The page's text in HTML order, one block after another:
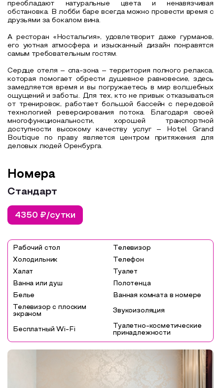
преобладают натуральные цвета и ненавязчивая
обстановка. В лобби баре всегда можно провести время с
друзьями за бокалом вина.
А ресторан «Ностальгия», удовлетворит даже гурманов,
его уютная атмосфера и изысканный дизайн понравятся
самым требовательным гостям.
Сердце отеля – спа-зона – территория полного релакса,
которая помогает обрести душевное равновесие, здесь
замедляется время и вы погружаетесь в мир волшебных
ощущений и заботы.. Для тех, кто не привык отказываться
от тренировок, работает большой бассейн с передовой
технологией реверсирования потока. Благодаря своей
многофункциональности, хорошей транспортной
доступности высокому качеству услуг – Hotel Grand
Boutique по праву является центром притяжения для
деловых людей Оренбурга.
Номера
Стандарт
4350 ₽/сутки
Рабочий стол
Телевизор
Холодильник
Телефон
Халат
Туалет
Ванна или душ
Полотенца
Белье
Ванная комната в номере
Телевизор с плоским
экраном
Звукоизоляция
Бесплатный Wi-Fi
Туалетно-косметические
принадлежности